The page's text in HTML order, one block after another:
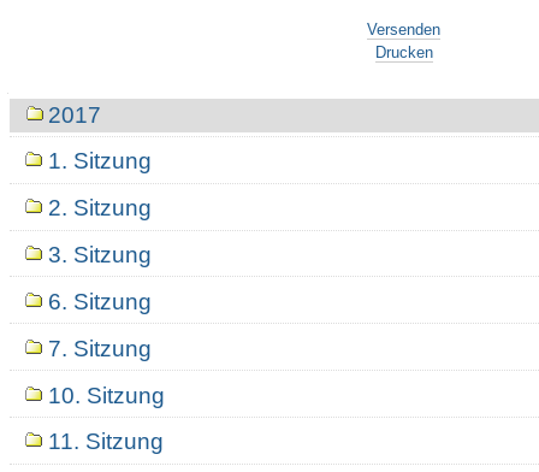
Versenden
Drucken
Navigation
2017
1. Sitzung
2. Sitzung
3. Sitzung
6. Sitzung
7. Sitzung
10. Sitzung
11. Sitzung